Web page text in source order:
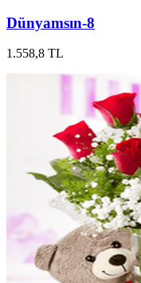
Dünyamsın-8
1.558,8 TL